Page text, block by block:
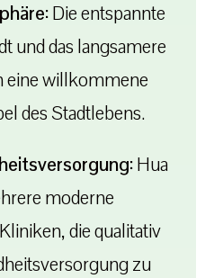
Die entspannte
und das langsamere
eine willkommene
des Stadtlebens.
Hua
moderne
die qualitativ
zu